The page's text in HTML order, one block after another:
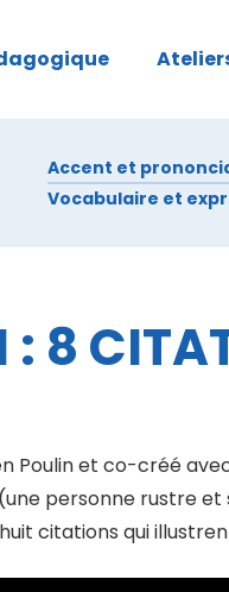
Accent et
Vocabulaire et
: 8
Poulin et co-créé
personne rustre
citations qui